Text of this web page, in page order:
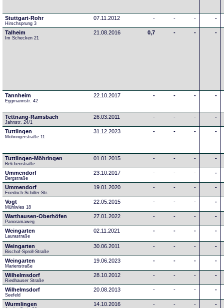
Stuttgart-Rohr
Hirschsprung 3
07.11.2012 - - - -
Talheim
Im Schecken 21
21.08.2016 0,7 - - -
Tannheim
Eggmannstr. 42
22.10.2017 - - - -
Tettnang-Ramsbach
Jahnstr. 24/1
26.03.2011 - - - -
Tuttlingen
Möhringerstraße 11
31.12.2023 - - - -
Tuttlingen-Möhringen
Belchenstraße
01.01.2015 - - - -
Ummendorf
Bergstraße
23.10.2017 - - - -
Ummendorf
Friedrich-Schiller-Str.
19.01.2020 - - - -
Vogt
Mühlwies 18
22.05.2015 - - - -
Warthausen-Oberhöfen
Panoramaweg
27.01.2022 - - - -
Weingarten
Laurastraße
02.11.2021 - - - -
Weingarten
Bischof-Sproll-Straße
30.06.2011 - - - -
Weingarten
Marienstraße
19.06.2023 - - - -
Wilhelmsdorf
Riedhauser Straße
28.10.2012 - - - -
Wilhelmsdorf
Seefeld
20.08.2013 - - - -
Wurmlingen 14.10.2016 - - - -